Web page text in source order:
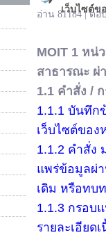
เว็บไซต์ข
อ่าน 81184 | ตอ
MOIT 1 หน่
สาธารณะ ผ่
1.1 คำสั่ง /
1.1.1 บันทึก
เว็บไซต์ของ
1.1.2 คำสั่ง
แพร่ข้อมูลผ่
เดิม หรือทบ
1.1.3 กรอบ
รายละเอียด